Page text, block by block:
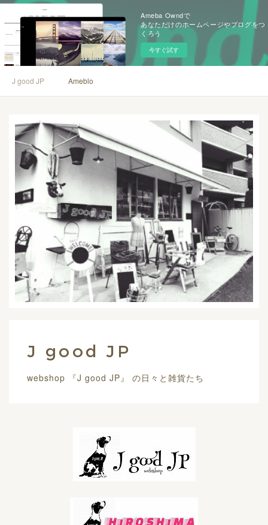
Ameba Owndで
あなただけのホームページやブログをつ
くろう
今すぐ試す
J good JP Ameblo
J good JP
webshop 『J good JP』 の日々と雑貨たち